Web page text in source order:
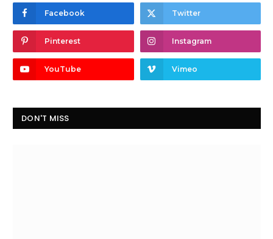
Facebook Twitter
Pinterest Instagram
YouTube Vimeo
DON'T MISS